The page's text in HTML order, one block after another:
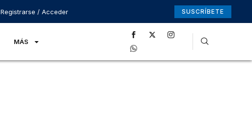
Registrarse / Acceder SUSCRÍBETE
MÁS